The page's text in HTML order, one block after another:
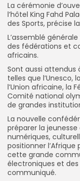
La cérémonie
l’hôtel King Fahd
des Sports, précise
L’assemblé
des fédérations et
africains.
Sont aussi attendus
telles que l’Unesco,
l’Union africaine, la
Comité national
de grandes
La nouvelle
préparer la
numériques,
positionner
cette grande
électroniques et des
communiqué.